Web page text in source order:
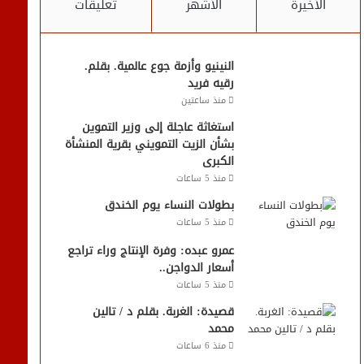
الأخيرة الأشهر تعليقات
النينيو وأزمة جوع عالمية. بقلم.
رقيه فريد
منذ ساعتين
استغاثة عاجلة إلى وزير التموين
بشأن الزيت التمويني بقرية المنشأة
الكبرى
منذ 5 ساعات
بطولات النساء يوم الخندق
منذ 5 ساعات
عمرو عبده: وفرة الإنتاج وراء تراجع
أسعار الدواجن..
منذ 5 ساعات
قصيدة: الغربة. بقلم د / تالين
محمد
منذ 6 ساعات